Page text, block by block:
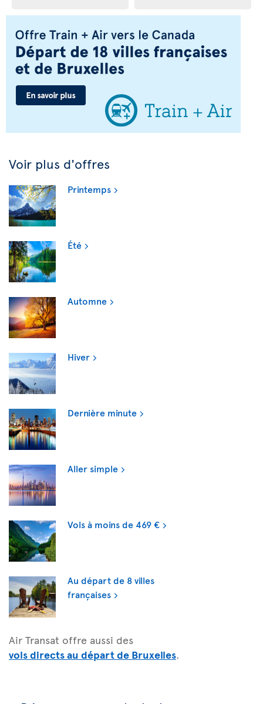
Voir plus d'offres
Printemps
Été
Automne
Hiver
Dernière minute
Aller simple
Vols à moins de 469 €
Au départ de 8 villes
françaises
Air Transat offre aussi des
vols directs au départ de Bruxelles.